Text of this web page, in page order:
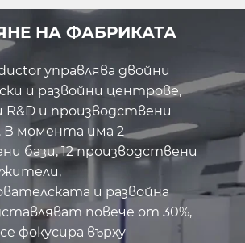
компанията с фокус
върху разработването
за индустрията.
Нашите основни
продуктови
предложения
включватCVD
покрития от силициев
карбид (SiC).
НА ФАБРИКАТА
управлява двойни
и развойни центрове,
и производствени
В момента има 2
бази, 12 производствени
и развойна
повече от 30%,
фокусира върху